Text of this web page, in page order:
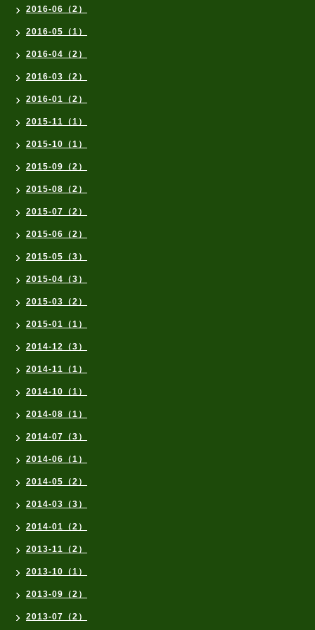
2016-06（2）
2016-05（1）
2016-04（2）
2016-03（2）
2016-01（2）
2015-11（1）
2015-10（1）
2015-09（2）
2015-08（2）
2015-07（2）
2015-06（2）
2015-05（3）
2015-04（3）
2015-03（2）
2015-01（1）
2014-12（3）
2014-11（1）
2014-10（1）
2014-08（1）
2014-07（3）
2014-06（1）
2014-05（2）
2014-03（3）
2014-01（2）
2013-11（2）
2013-10（1）
2013-09（2）
2013-07（2）